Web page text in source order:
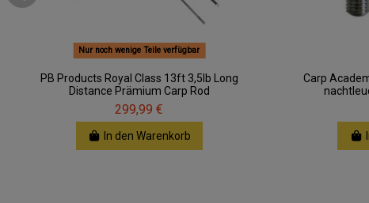
Nur noch wenige Teile verfügbar
PB Products Royal Class 13ft 3,5lb Long
Distance Prämium Carp Rod
299,99 €
In den Warenkorb
Carp